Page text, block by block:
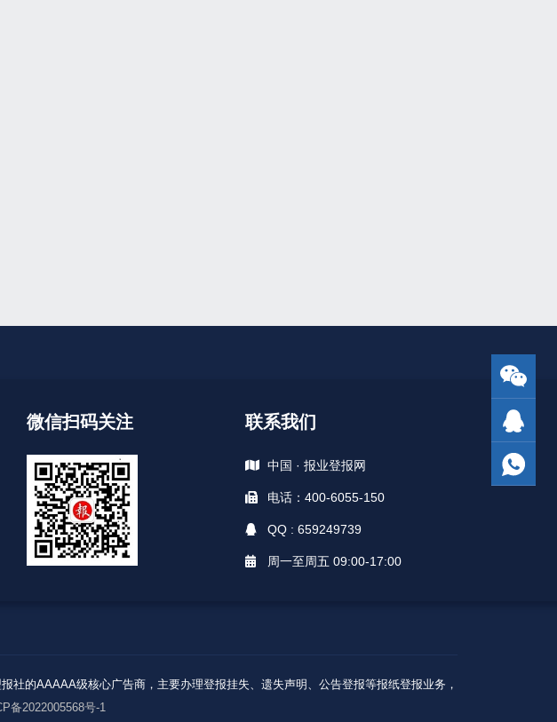
微信扫码关注 联系我们
中国 · 报业登报网
电话：400-6055-150
QQ : 659249739
周一至周五 09:00-17:00
的AAAAA级核心广告商，主要办理登报挂失、遗失声明、公告登报等报纸登报业务，
备2022005568号-1